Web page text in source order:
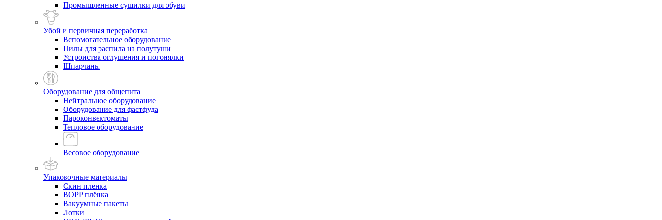
Промышленные сушилки для обуви
Убой и первичная переработка
Вспомогательное оборудование
Пилы для распила на полутуши
Устройства оглушения и погонялки
Шпарчаны
Оборудование для общепита
Нейтральное оборудование
Оборудование для фастфуда
Пароконвектоматы
Тепловое оборудование
Весовое оборудование
Упаковочные материалы
Скин пленка
BOPP плёнка
Вакуумные пакеты
Лотки